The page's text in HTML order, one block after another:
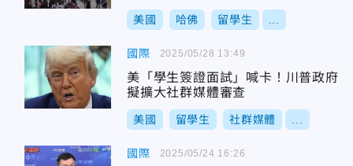
美國 哈佛 留學生
國際
美「學生簽證面試」喊卡！川普政府
擬擴大社群媒體審查
美國 留學生 社群媒體
2025/05/28 13:49
國際 2025/05/24 16:26